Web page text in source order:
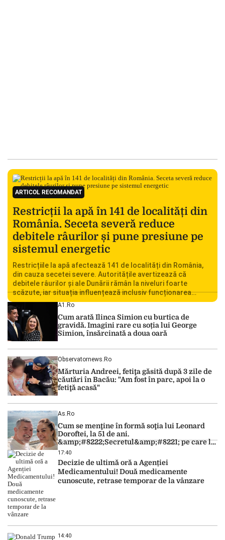
ARTICOL RECOMANDAT
Restricții la apă în 141 de localități din
România. Seceta severă reduce
debitele râurilor și pune presiune pe
sistemul energetic
Restricțiile la apă afectează 141 de localități din România,
din cauza secetei severe. Autoritățile avertizează că
debitele râurilor și ale Dunării rămân la niveluri foarte
scăzute, iar situația influențează inclusiv funcționarea
Centralei Nucleare de la Cernavodă. România se confruntă
cu una dintre cele mai dificile perioade din punct de vedere
hidrologic din ultimii ani. Lipsa […]
A1.ro
Cum arată Ilinca Simion cu burtica de
gravidă. Imagini rare cu soția lui George
Simion, însărcinată a doua oară
Observatornews.ro
Mărturia Andreei, fetiţa găsită după 3 zile de
căutări în Bacău: "Am fost în parc, apoi la o
fetiţă acasă"
As.ro
Cum se menţine în formă soţia lui Leonard
Doroftei, la 51 de ani.
&amp;#8222;Secretul&amp;#8221; pe care l-a
dezvăluit
17:40
Decizie de ultimă oră a Agenției
Medicamentului! Două medicamente
cunoscute, retrase temporar de la vânzare
14:40